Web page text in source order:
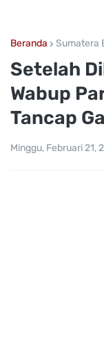
Beranda Sumatera
Setelah
Wabup
Tancap
Minggu, Februari 21,